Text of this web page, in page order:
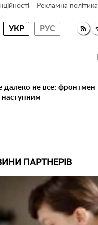
Рекламна політика
УКР РУС
далеко не все: фронтмен
наступним
ПАРТНЕРІВ